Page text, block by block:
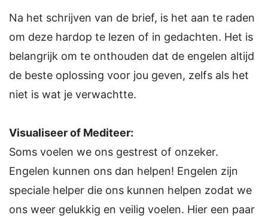
Na het schrijven van de brief, is het aan te raden
om deze hardop te lezen of in gedachten. Het is
belangrijk om te onthouden dat de engelen altijd
de beste oplossing voor jou geven, zelfs als het
niet is wat je verwachtte.
Visualiseer of Mediteer:
Soms voelen we ons gestrest of onzeker.
Engelen kunnen ons dan helpen! Engelen zijn
speciale helper die ons kunnen helpen zodat we
ons weer gelukkig en veilig voelen. Hier een paar